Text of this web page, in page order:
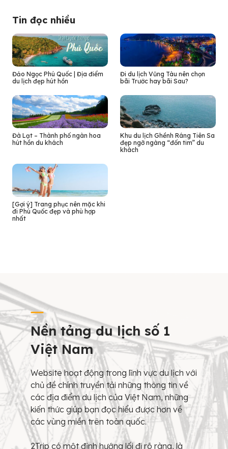
Tin đọc nhiều
Đảo Ngọc Phú Quốc | Địa điểm
du lịch đẹp hút hồn
Đi du lịch Vũng Tàu nên chọn
bãi Trước hay bãi Sau?
Đà Lạt – Thành phố ngàn hoa
hút hồn du khách
Khu du lịch Ghềnh Ráng Tiên Sa
đẹp ngỡ ngàng “đốn tim” du
khách
[Gợi ý] Trang phục nên mặc khi
đi Phú Quốc đẹp và phù hợp
nhất
Nền tảng du lịch số 1
Việt Nam
Website hoạt động trong lĩnh vực du lịch với
chủ đề chính truyền tải những thông tin về
các địa điểm du lịch của Việt Nam, những
kiến thức giúp bạn đọc hiểu được hơn về
các vùng miền trên toàn quốc.
2Trip có một định hướng lối đi rõ ràng, là